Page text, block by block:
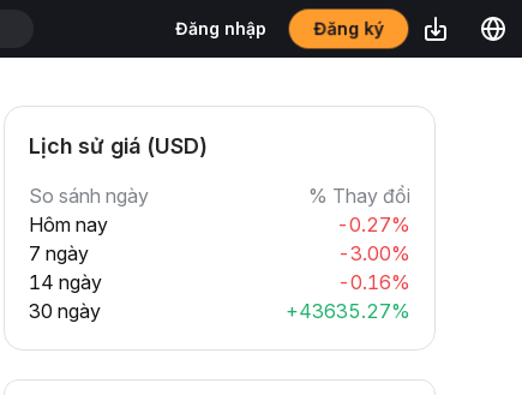
Đăng nhập Đăng ký
Lịch sử giá (USD)
So sánh ngày
% Thay đổi
Hôm nay
-0.27%
7 ngày
-3.00%
14 ngày
-0.16%
30 ngày
+43635.27%